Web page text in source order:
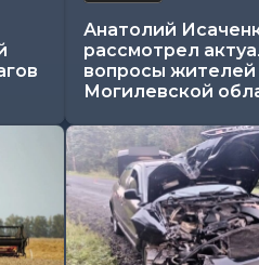
Анатолий
рассмотрел
вопросы жителей
Могилевской